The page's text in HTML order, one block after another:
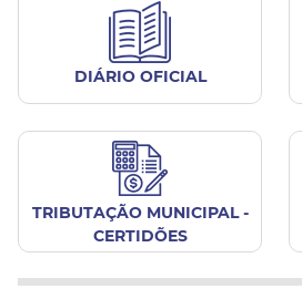
DIÁRIO OFICIAL
TRIBUTAÇÃO MUNICIPAL -
CERTIDÕES